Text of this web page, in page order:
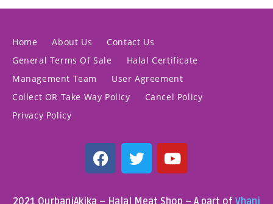
Home About Us
Contact Us
General Terms Of Sale
Halal Certificate
Management Team
User Agreement
Collect OR Take Way Policy
Cancel Policy
Privacy Policy